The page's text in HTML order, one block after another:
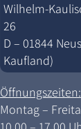
Wilhelm-
26
D – 01844
Kaufland)
Öffnungszeiten:
Montag –